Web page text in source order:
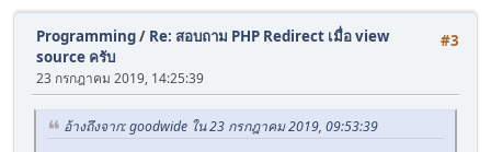
#3
Programming/ Re: สอบถาม PHP Redirect เมื่อ view
source ครับ
23 กรกฎาคม 2019, 14:25:39
อ้างถึงจาก: goodwide ใน 23 กรกฎาคม 2019, 09:53:39